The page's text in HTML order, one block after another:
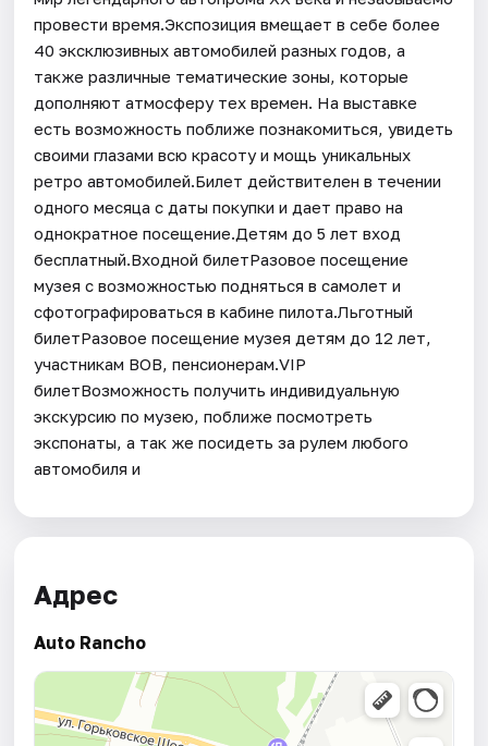
провести время.Экспозиция вмещает в себе более
40 эксклюзивных автомобилей разных годов, а
также различные тематические зоны, которые
дополняют атмосферу тех времен. На выставке
есть возможность поближе познакомиться, увидеть
своими глазами всю красоту и мощь уникальных
ретро автомобилей.Билет действителен в течении
одного месяца с даты покупки и дает право на
однократное посещение.Детям до 5 лет вход
бесплатный.Входной билетРазовое посещение
музея с возможностью подняться в самолет и
сфотографироваться в кабине пилота.Льготный
билетРазовое посещение музея детям до 12 лет,
участникам ВОВ, пенсионерам.VIP
билетВозможность получить индивидуальную
экскурсию по музею, поближе посмотреть
экспонаты, а так же посидеть за рулем любого
автомобиля и
Адрес
Auto Rancho